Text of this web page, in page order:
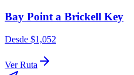
Bay Point a Brickell Key
Desde $1,052
Ver Ruta